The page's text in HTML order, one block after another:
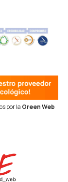
por la Green Web